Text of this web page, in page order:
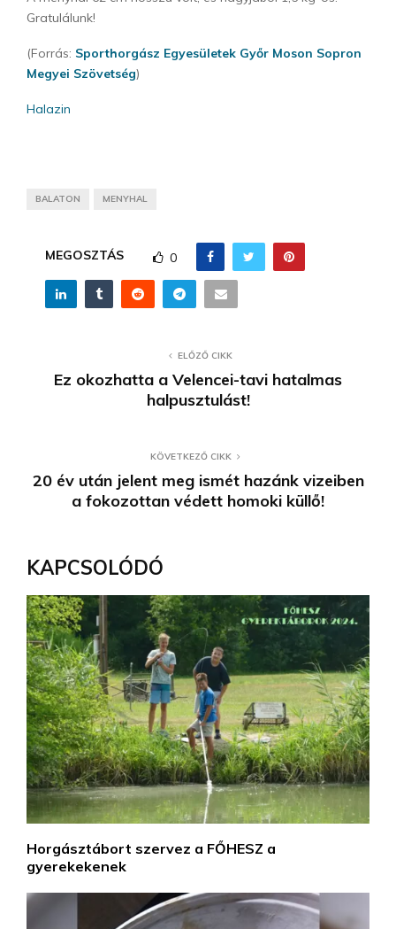
Gratulálunk!
(Forrás: Sporthorgász Egyesületek Győr Moson Sopron
Megyei Szövetség)
Halazin
BALATON MENYHAL
MEGOSZTÁS 0
ELŐZŐ CIKK
Ez okozhatta a Velencei-tavi hatalmas
halpusztulást!
KÖVETKEZŐ CIKK
20 év után jelent meg ismét hazánk vizeiben
a fokozottan védett homoki küllő!
KAPCSOLÓDÓ
Horgásztábort szervez a FŐHESZ a
gyerekekenek